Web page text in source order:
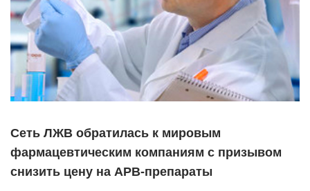
Сеть ЛЖВ обратилась к мировым
фармацевтическим компаниям с призывом
снизить цену на АРВ-препараты